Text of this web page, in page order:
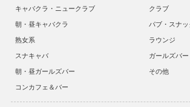
キャバクラ・ニュークラブ
クラブ
朝・昼キャバクラ
パブ・スナッ
熟女系
ラウンジ
スナキャバ
ガールズバー
朝・昼ガールズバー
その他
コンカフェ＆バー